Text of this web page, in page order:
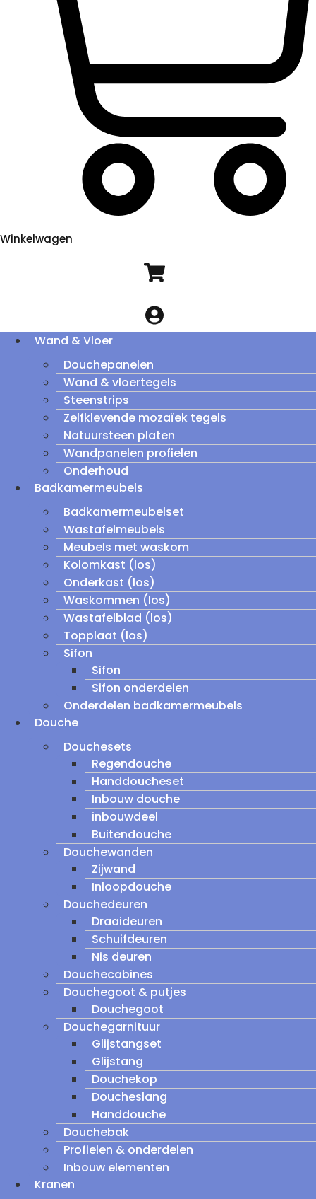
Winkelwagen
Wand & Vloer
Douchepanelen
Wand & vloertegels
Steenstrips
Zelfklevende mozaïek tegels
Natuursteen platen
Wandpanelen profielen
Onderhoud
Badkamermeubels
Badkamermeubelset
Wastafelmeubels
Meubels met waskom
Kolomkast (los)
Onderkast (los)
Waskommen (los)
Wastafelblad (los)
Topplaat (los)
Sifon
Sifon
Sifon onderdelen
Onderdelen badkamermeubels
Douche
Douchesets
Regendouche
Handdoucheset
Inbouw douche
inbouwdeel
Buitendouche
Douchewanden
Zijwand
Inloopdouche
Douchedeuren
Draaideuren
Schuifdeuren
Nis deuren
Douchecabines
Douchegoot & putjes
Douchegoot
Douchegarnituur
Glijstangset
Glijstang
Douchekop
Doucheslang
Handdouche
Douchebak
Profielen & onderdelen
Inbouw elementen
Kranen